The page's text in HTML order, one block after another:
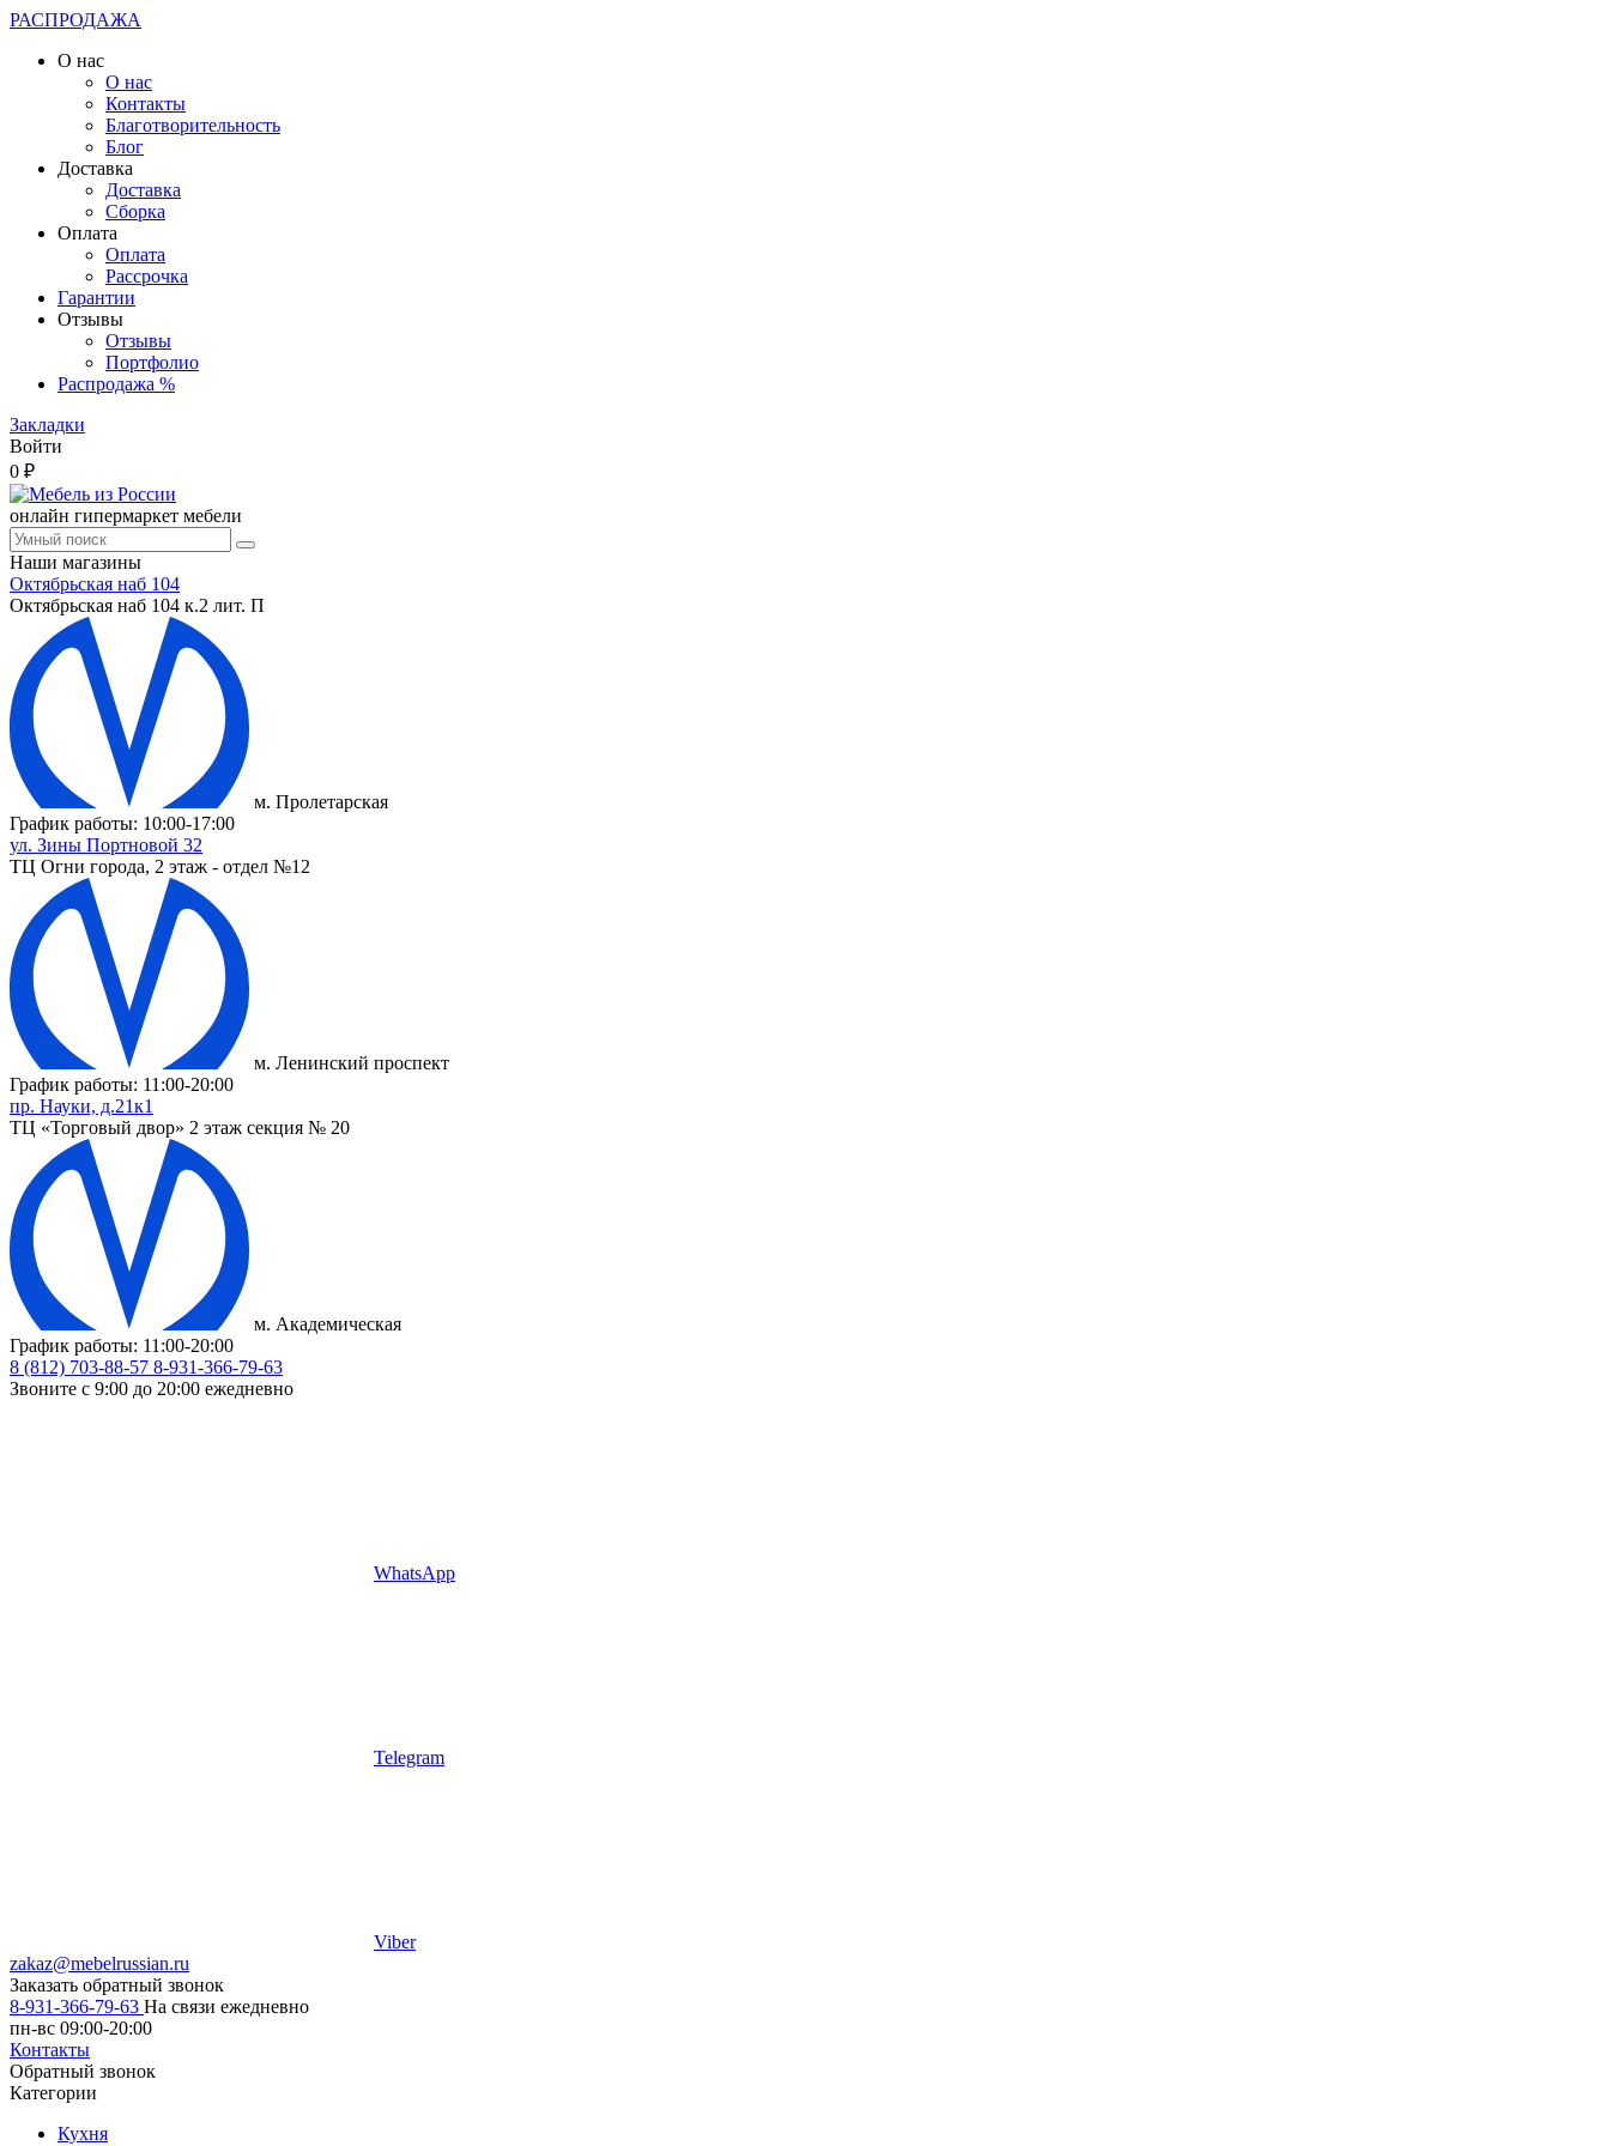
РАСПРОДАЖА
О нас
О нас
Контакты
Благотворительность
Блог
Доставка
Доставка
Сборка
Оплата
Оплата
Рассрочка
Гарантии
Отзывы
Отзывы
Портфолио
Распродажа %
Закладки
Войти
0 ₽
онлайн гипермаркет мебели
Наши магазины
Октябрьская наб 104
Октябрьская наб 104 к.2 лит. П
м. Пролетарская
График работы: 10:00-17:00
ул. Зины Портновой 32
ТЦ Огни города, 2 этаж - отдел №12
м. Ленинский проспект
График работы: 11:00-20:00
пр. Науки, д.21к1
ТЦ «Торговый двор» 2 этаж секция № 20
м. Академическая
График работы: 11:00-20:00
8 (812) 703-88-57 8-931-366-79-63
Звоните с 9:00 до 20:00 ежедневно
WhatsApp
Telegram
Viber
zakaz@mebelrussian.ru
Заказать обратный звонок
8-931-366-79-63 На связи ежедневно
пн-вс 09:00-20:00
Контакты
Обратный звонок
Категории
Кухня